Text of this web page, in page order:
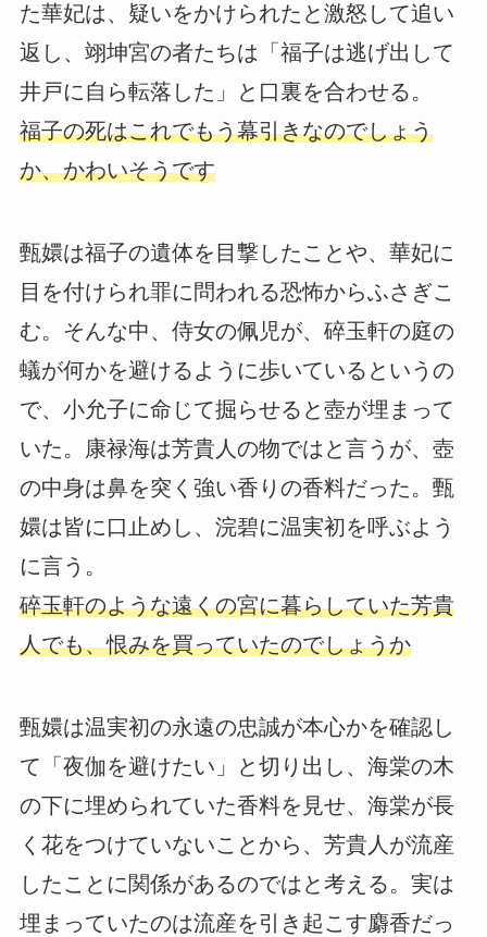
た華妃は、疑いをかけられたと激怒して追い
返し、翊坤宮の者たちは「福子は逃げ出して
井戸に自ら転落した」と口裏を合わせる。
福子の死はこれでもう幕引きなのでしょう
か、かわいそうです
甄嬛は福子の遺体を目撃したことや、華妃に
目を付けられ罪に問われる恐怖からふさぎこ
む。そんな中、侍女の佩児が、碎玉軒の庭の
蟻が何かを避けるように歩いているというの
で、小允子に命じて掘らせると壺が埋まって
いた。康禄海は芳貴人の物ではと言うが、壺
の中身は鼻を突く強い香りの香料だった。甄
嬛は皆に口止めし、浣碧に温実初を呼ぶよう
に言う。
碎玉軒のような遠くの宮に暮らしていた芳貴
人でも、恨みを買っていたのでしょうか
甄嬛は温実初の永遠の忠誠が本心かを確認し
て「夜伽を避けたい」と切り出し、海棠の木
の下に埋められていた香料を見せ、海棠が長
く花をつけていないことから、芳貴人が流産
したことに関係があるのではと考える。実は
埋まっていたのは流産を引き起こす麝香だっ